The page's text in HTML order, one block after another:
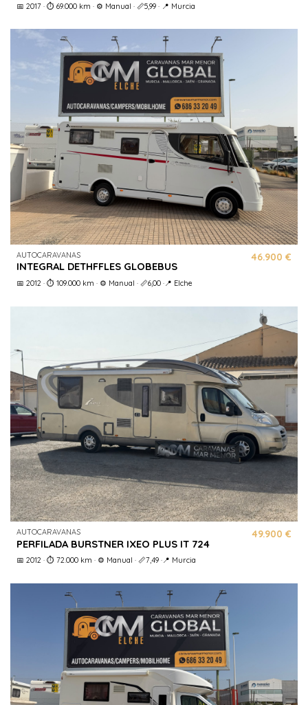
📅 2017 · ⏱️ 69.000 km · ⚙️ Manual · 📏5,99 · 📍 Murcia
AUTOCARAVANAS
INTEGRAL DETHFFLES GLOBEBUS
46.900 €
📅 2012 · ⏱️ 109.000 km · ⚙️ Manual · 📏6,00 ·📍 Elche
AUTOCARAVANAS
PERFILADA BURSTNER IXEO PLUS IT 724
49.900 €
📅 2012 · ⏱️ 72.000 km · ⚙️ Manual · 📏7,49 ·📍 Murcia